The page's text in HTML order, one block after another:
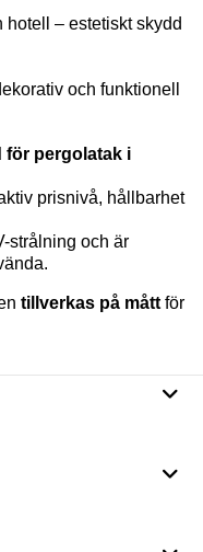
hotell – estetiskt skydd
och funktionell
för pergolatak i
prisnivå, hållbarhet
strålning och är
tillverkas på mått för